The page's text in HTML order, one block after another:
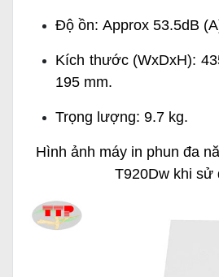
Độ ồn: Approx 53.5dB
Kích thước (WxDxH):
195 mm.
Trọng lượng: 9.7 kg.
Hình ảnh máy in phun đa
T920Dw khi sử